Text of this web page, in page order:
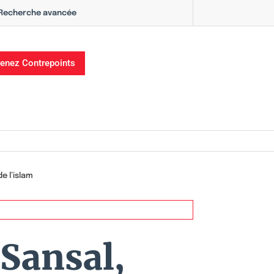
avancée
Contrepoints
l’islam